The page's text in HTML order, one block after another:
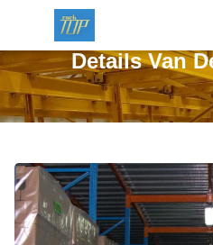
Details Van